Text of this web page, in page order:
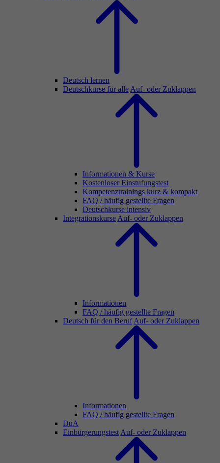
Deutsch lernen
Deutschkurse für alle Auf- oder Zuklappen
Informationen & Kurse
Kostenloser Einstufungstest
Kompetenztrainings kurz & kompakt
FAQ / häufig gestellte Fragen
Deutschkurse intensiv
Integrationskurse Auf- oder Zuklappen
Informationen
FAQ / häufig gestellte Fragen
Deutsch für den Beruf Auf- oder Zuklappen
Informationen
FAQ / häufig gestellte Fragen
DuA
Einbürgerungstest Auf- oder Zuklappen